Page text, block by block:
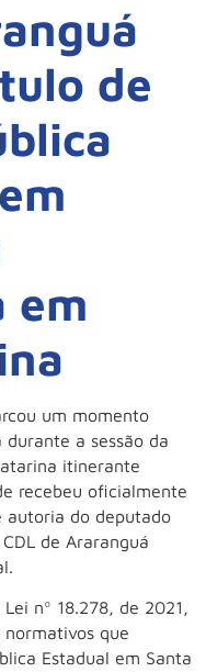
de
em
um momento
a sessão da
itinerante
recebeu oficialmente
autoria do deputado
de Araranguá
nº 18.278, de 2021,
normativos que
Estadual em Santa